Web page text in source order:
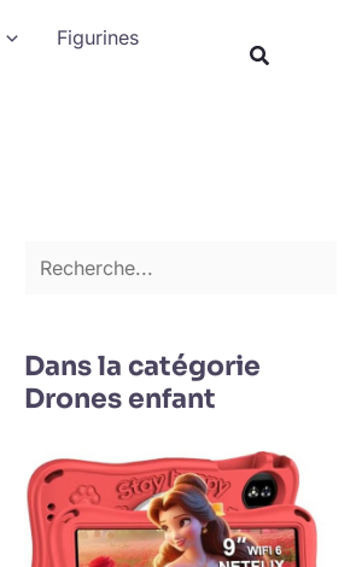
Figurines
Dans la catégorie
Drones enfant